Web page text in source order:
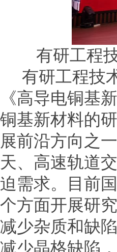
有研工程
有研工程技
《高导电铜基
铜基新材料的
展前沿方向之
天、高速轨道
迫需求。目前
个方面开展研
减少杂质和缺
减少晶格缺陷